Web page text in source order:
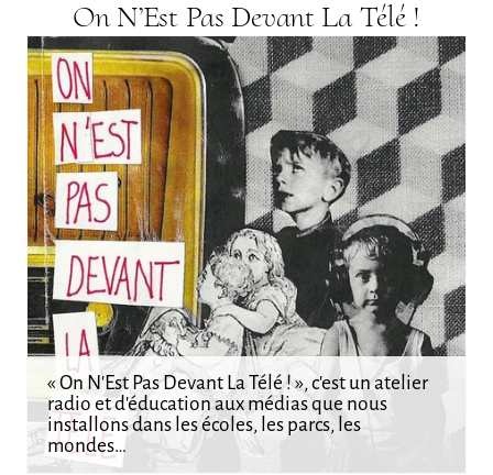
On N’Est Pas Devant La Télé !
« On N’Est Pas Devant La Télé ! », c’est un atelier
radio et d’éducation aux médias que nous
installons dans les écoles, les parcs, les
mondes…